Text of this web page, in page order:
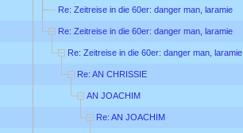
Re: Zeitreise in die 60er: danger man, laramie
Re: Zeitreise in die 60er: danger man, laramie
Re: Zeitreise in die 60er: danger man, laramie
Re: AN CHRISSIE
AN JOACHIM
Re: AN JOACHIM